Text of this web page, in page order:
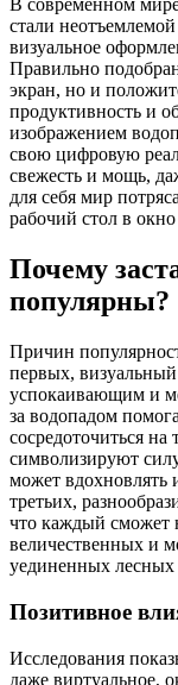
В современном мире, где экраны компьютеров и ноутбуков
стали
визуальное
Правильно
экран, но и
продуктивность и
изображением
свою цифровую
свежесть и мощь,
для себя мир
рабочий стол в
Почему
популярны?
Причин
первых,
успокаивающим и
за водопадом
сосредоточиться
символизируют
может вдохновлять
третьих,
что каждый сможет
величественных и
уединенных лесных
Позитивное
Исследования
даже виртуальное,